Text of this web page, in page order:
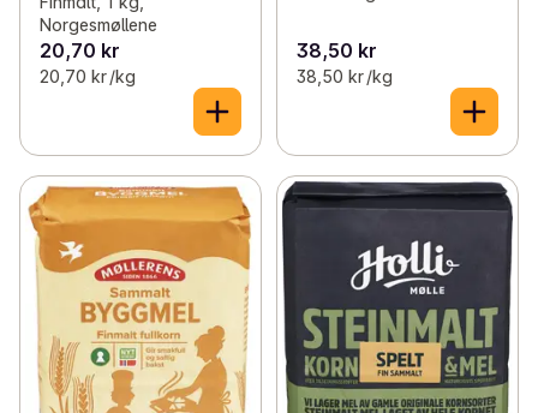
Norgesmøllene
20,70 kr
20,70 kr /kg
38,50 kr
38,50 kr /kg